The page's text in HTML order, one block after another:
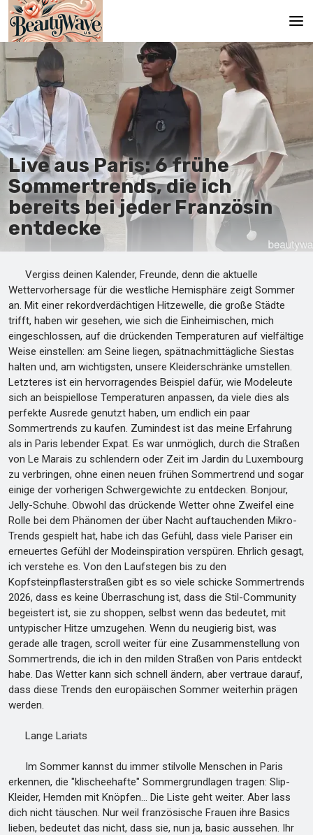
Hauptseite
En
Es
Ru
It
De
Live aus Paris: 6 frühe
Sommertrends, die ich
bereits bei jeder Französin
entdecke
Vergiss deinen Kalender, Freunde, denn die aktuelle
Wettervorhersage für die westliche Hemisphäre zeigt Sommer
an. Mit einer rekordverdächtigen Hitzewelle, die große Städte
trifft, haben wir gesehen, wie sich die Einheimischen, mich
eingeschlossen, auf die drückenden Temperaturen auf vielfältige
Weise einstellen: am Seine liegen, spätnachmittägliche Siestas
halten und, am wichtigsten, unsere Kleiderschränke umstellen.
Letzteres ist ein hervorragendes Beispiel dafür, wie Modeleute
sich an beispiellose Temperaturen anpassen, da viele dies als
perfekte Ausrede genutzt haben, um endlich ein paar
Sommertrends zu kaufen. Zumindest ist das meine Erfahrung
als in Paris lebender Expat. Es war unmöglich, durch die Straßen
von Le Marais zu schlendern oder Zeit im Jardin du Luxembourg
zu verbringen, ohne einen neuen frühen Sommertrend und sogar
einige der vorherigen Schwergewichte zu entdecken. Bonjour,
Jelly-Schuhe. Obwohl das drückende Wetter ohne Zweifel eine
Rolle bei dem Phänomen der über Nacht auftauchenden Mikro-
Trends gespielt hat, habe ich das Gefühl, dass viele Pariser ein
erneuertes Gefühl der Modeinspiration verspüren. Ehrlich gesagt,
ich verstehe es. Von den Laufstegen bis zu den
Kopfsteinpflasterstraßen gibt es so viele schicke Sommertrends
2026, dass es keine Überraschung ist, dass die Stil-Community
begeistert ist, sie zu shoppen, selbst wenn das bedeutet, mit
untypischer Hitze umzugehen. Wenn du neugierig bist, was
gerade alle tragen, scroll weiter für eine Zusammenstellung von
Sommertrends, die ich in den milden Straßen von Paris entdeckt
habe. Das Wetter kann sich schnell ändern, aber vertraue darauf,
dass diese Trends den europäischen Sommer weiterhin prägen
werden.
Lange Lariats
Im Sommer kannst du immer stilvolle Menschen in Paris
erkennen, die "klischeehafte" Sommergrundlagen tragen: Slip-
Kleider, Hemden mit Knöpfen… Die Liste geht weiter. Aber lass
dich nicht täuschen. Nur weil französische Frauen ihre Basics
lieben, bedeutet das nicht, dass sie, nun ja, basic aussehen. Ihr